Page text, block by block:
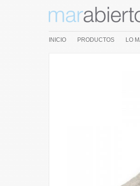
INICIO PRODUCTOS LO